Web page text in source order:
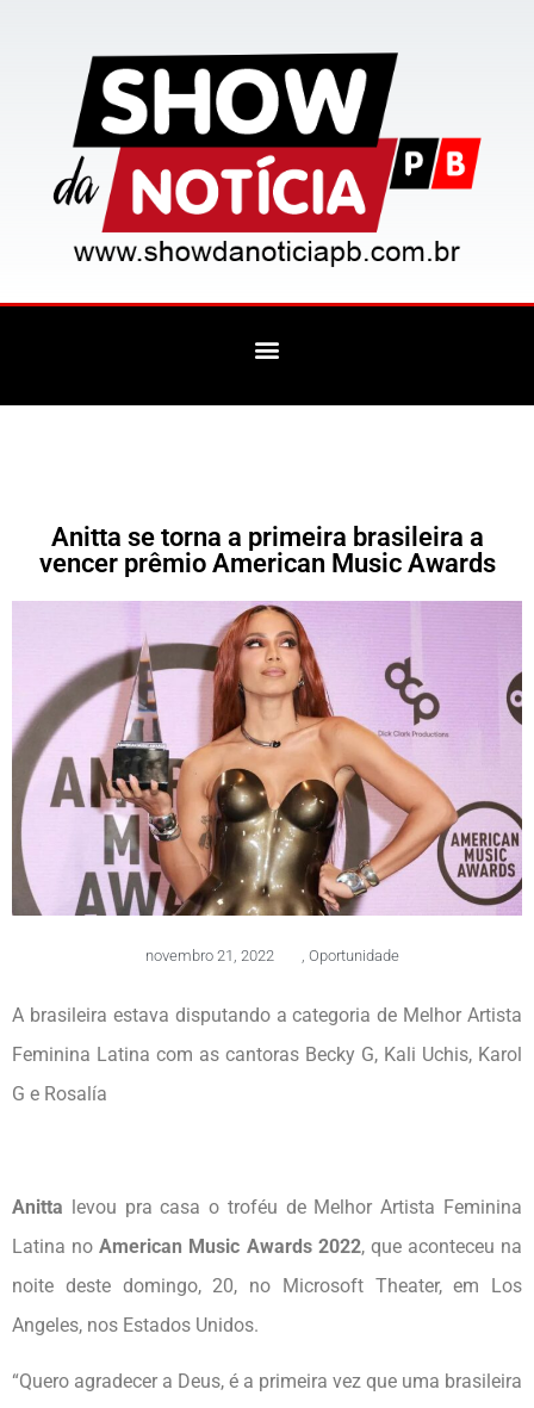
Anitta se torna a primeira brasileira a
vencer prêmio American Music Awards
novembro 21, 2022 , Oportunidade
A brasileira estava disputando a categoria de Melhor Artista
Feminina Latina com as cantoras Becky G, Kali Uchis, Karol
G e Rosalía
Anitta levou pra casa o troféu de Melhor Artista Feminina
Latina noAmerican Music Awards 2022, que aconteceu na
noite deste domingo, 20, no Microsoft Theater, em Los
Angeles, nos Estados Unidos.
“Quero agradecer a Deus, é a primeira vez que uma brasileira